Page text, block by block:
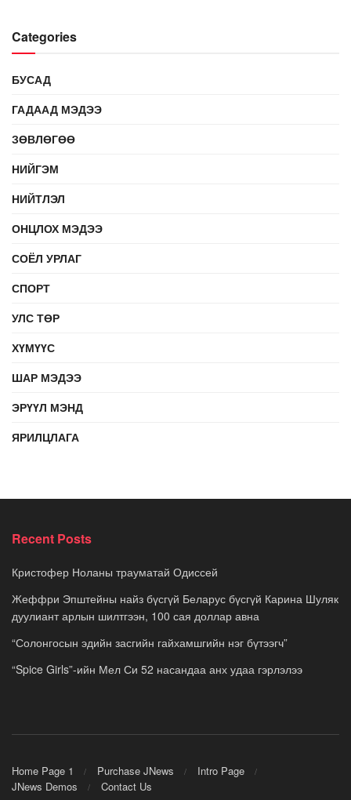
Categories
БУСАД
ГАДААД МЭДЭЭ
ЗӨВЛӨГӨӨ
НИЙГЭМ
НИЙТЛЭЛ
ОНЦЛОХ МЭДЭЭ
СОЁЛ УРЛАГ
СПОРТ
УЛС ТӨР
ХҮМҮҮС
ШАР МЭДЭЭ
ЭРҮҮЛ МЭНД
ЯРИЛЦЛАГА
Recent Posts
Кристофер Ноланы трауматай Одиссей
Жеффри Эпштейны найз бүсгүй Беларус бүсгүй Карина Шуляк
дуулиант арлын шилтгээн, 100 сая доллар авна
“Солонгосын эдийн засгийн гайхамшгийн нэг бүтээгч”
“Spice Girls”-ийн Мел Си 52 насандаа анх удаа гэрлэлээ
Home Page 1 Purchase JNews
Intro Page
JNews Demos
Contact Us